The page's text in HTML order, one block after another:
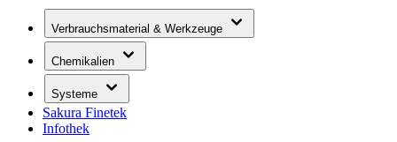
Verbrauchsmaterial & Werkzeuge
Chemikalien
Systeme
Sakura Finetek
Infothek